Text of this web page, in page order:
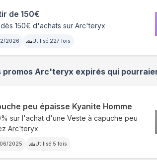
de 150€
150€ d'achats sur Arc'teryx
2026 Utilisé 227 fois
promos Arc'teryx expirés qui
peu épaisse Kyanite Homme
sur l'achat d'une Veste à capuche peu
Arc'teryx
2025 Utilisé 5 fois